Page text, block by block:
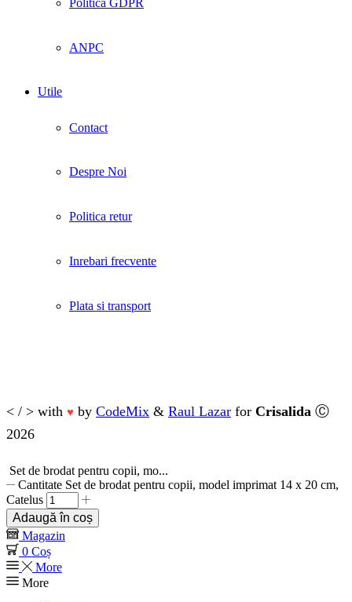
ANPC
Utile
Contact
Despre Noi
Politica retur
Inrebari frecvente
Plata si transport
< / > with ♥ by CodeMix & Raul Lazar for Crisalida Ⓒ
2026
Set de brodat pentru copii, mo...
Cantitate Set de brodat pentru copii, model imprimat 14 x 20 cm,
Catelus
Adaugă în coș
Magazin
0 Coș
More
More